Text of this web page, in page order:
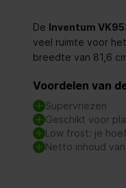
De Inventum
veel ruimte voor
breedte van 81,6
Voordelen van
Supervriezen
Geschikt voor
Low frost: je
Netto inhoud